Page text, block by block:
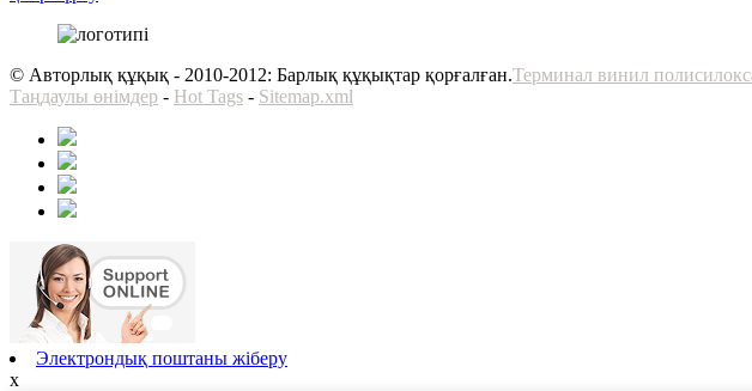
© Авторлық құқық - 2010-2012: Барлық құқықтар қорғалған.Терминал винил
Таңдаулы өнімдер - Hot Tags - Sitemap.xml
Электрондық поштаны жіберу
x